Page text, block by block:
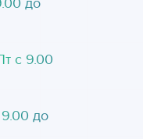
с 9.00
до